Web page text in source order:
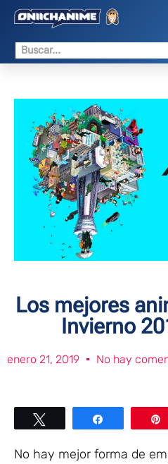
Los mejores
Invierno
enero 21, 2019 No hay
Compartir
No hay mejor forma de